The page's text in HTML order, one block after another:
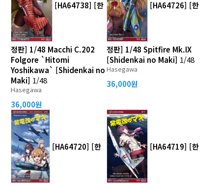
[HA64738] [한
정판] 1/48 Macchi C.202
Folgore `Hitomi
Yoshikawa` [Shidenkai no
Maki] 1/48
Hasegawa
36,000원
[HA64726] [한
정판] 1/48 Spitfire Mk.IX
[Shidenkai no Maki] 1/48
Hasegawa
36,000원
[HA64720] [한 [HA64719] [한